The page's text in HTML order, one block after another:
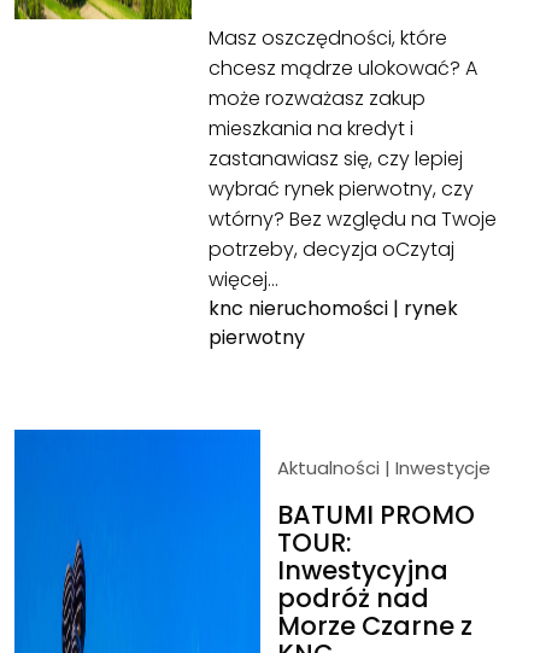
Masz oszczędności, które
chcesz mądrze ulokować? A
może rozważasz zakup
mieszkania na kredyt i
zastanawiasz się, czy lepiej
wybrać rynek pierwotny, czy
wtórny? Bez względu na Twoje
potrzeby, decyzja oCzytaj
więcej…
knc nieruchomości | rynek
pierwotny
Aktualności | Inwestycje
BATUMI PROMO
TOUR:
Inwestycyjna
podróż nad
Morze Czarne z